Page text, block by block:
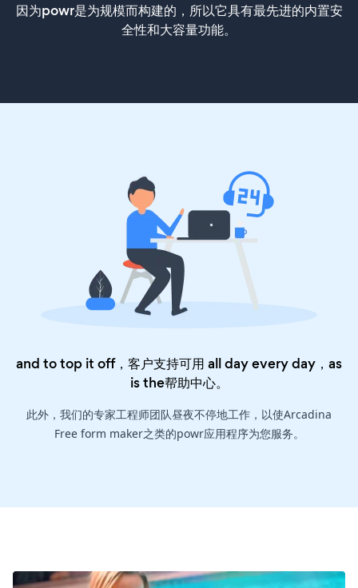
因为powr是为规模而构建的，所以它具有最先进的内置安
全性和大容量功能。
and to top it off，客户支持可用 all day every day，as
is the帮助中心。
此外，我们的专家工程师团队昼夜不停地工作，以使Arcadina
Free form maker之类的powr应用程序为您服务。